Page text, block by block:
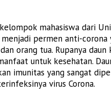
mahasiswa dari
permen anti-corona
orang tua. Rupanya
untuk kesehatan.
imunitas yang sangat
virus Corona.